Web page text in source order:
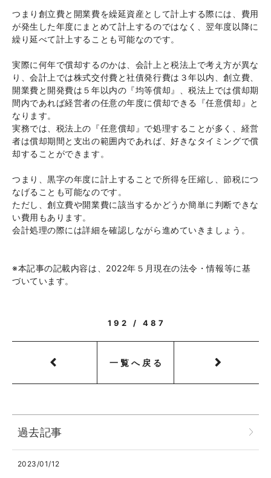
つまり創立費と開業費を繰延資産として計上する際には、費用
が発生した年度にまとめて計上するのではなく、翌年度以降に
繰り延べて計上することも可能なのです。
実際に何年で償却するのかは、会計上と税法上で考え方が異な
り、会計上では株式交付費と社債発行費は３年以内、創立費、
開業費と開発費は５年以内の『均等償却』、税法上では償却期
間内であれば経営者の任意の年度に償却できる『任意償却』と
なります。
実務では、税法上の『任意償却』で処理することが多く、経営
者は償却期間と支出の範囲内であれば、好きなタイミングで償
却することができます。
つまり、黒字の年度に計上することで所得を圧縮し、節税につ
なげることも可能なのです。
ただし、創立費や開業費に該当するかどうか簡単に判断できな
い費用もあります。
会計処理の際には詳細を確認しながら進めていきましょう。
※本記事の記載内容は、2022年５月現在の法令・情報等に基
づいています。
192 / 487
一覧へ戻る
過去記事
2023/01/12